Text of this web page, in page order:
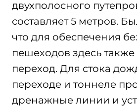
двухполосного
составляет 5 метров.
что для обеспечения
пешеходов здесь также
переход. Для стока
переходе и тоннеле
дренажные линии и